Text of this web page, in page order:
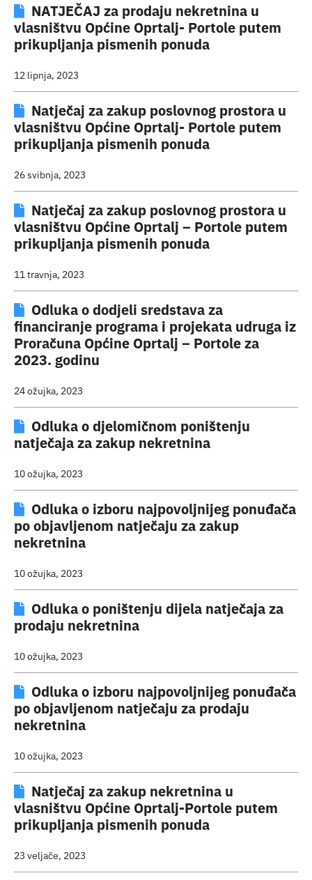
NATJEČAJ za prodaju nekretnina u
vlasništvu Općine Oprtalj- Portole putem
prikupljanja pismenih ponuda
12 lipnja, 2023
Natječaj za zakup poslovnog prostora u
vlasništvu Općine Oprtalj- Portole putem
prikupljanja pismenih ponuda
26 svibnja, 2023
Natječaj za zakup poslovnog prostora u
vlasništvu Općine Oprtalj – Portole putem
prikupljanja pismenih ponuda
11 travnja, 2023
Odluka o dodjeli sredstava za
financiranje programa i projekata udruga iz
Proračuna Općine Oprtalj – Portole za
2023. godinu
24 ožujka, 2023
Odluka o djelomičnom poništenju
natječaja za zakup nekretnina
10 ožujka, 2023
Odluka o izboru najpovoljnijeg ponuđača
po objavljenom natječaju za zakup
nekretnina
10 ožujka, 2023
Odluka o poništenju dijela natječaja za
prodaju nekretnina
10 ožujka, 2023
Odluka o izboru najpovoljnijeg ponuđača
po objavljenom natječaju za prodaju
nekretnina
10 ožujka, 2023
Natječaj za zakup nekretnina u
vlasništvu Općine Oprtalj-Portole putem
prikupljanja pismenih ponuda
23 veljače, 2023